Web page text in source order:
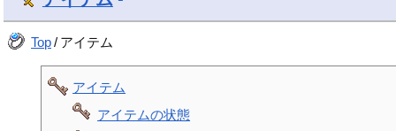
Top/ アイテム
アイテム
アイテムの状態